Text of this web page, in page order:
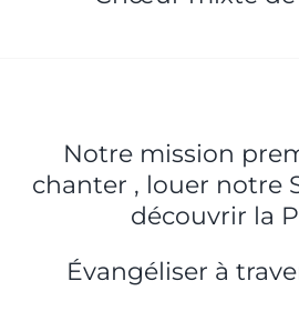
Notre mission
chanter , louer notre
découvrir la
Évangéliser à